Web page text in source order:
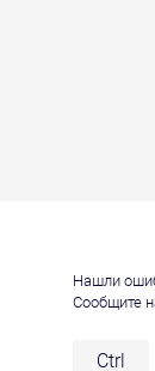
Нашли
Сообщите
Ctrl